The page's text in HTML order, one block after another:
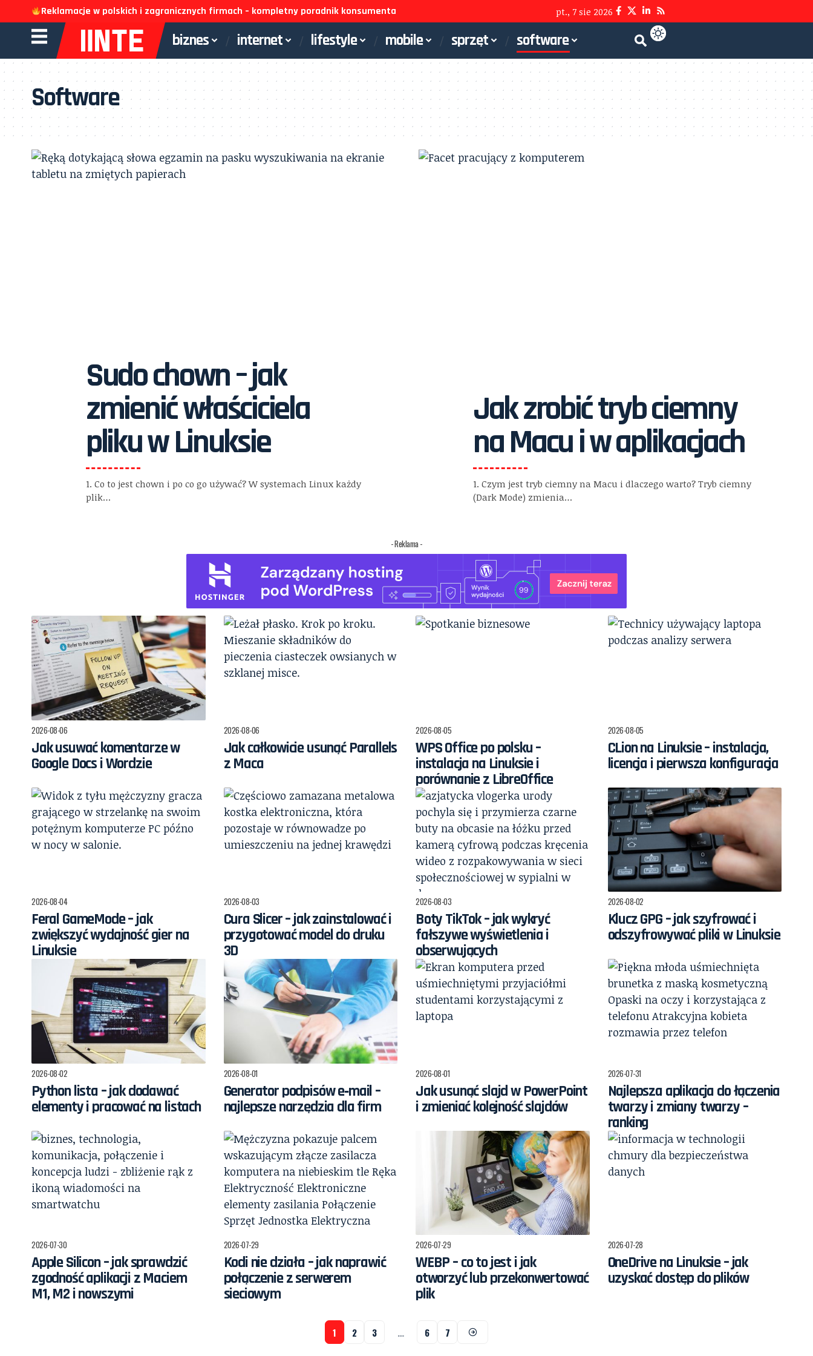
Reklamacje w polskich i zagranicznych firmach – kompletny poradnik konsumenta pt., 7 sie 2026
biznes internet lifestyle mobile sprzęt software
Software
Sudo chown – jak
zmienić właściciela
pliku w Linuksie
1. Co to jest chown i po co go używać? W systemach Linux każdy
plik…
Jak zrobić tryb ciemny
na Macu i w aplikacjach
1. Czym jest tryb ciemny na Macu i dlaczego warto? Tryb ciemny
(Dark Mode) zmienia…
- Reklama -
2026-08-06
Jak usuwać komentarze w
Google Docs i Wordzie
2026-08-06
Jak całkowicie usunąć Parallels
z Maca
2026-08-05
WPS Office po polsku –
instalacja na Linuksie i
porównanie z LibreOffice
2026-08-05
CLion na Linuksie – instalacja,
licencja i pierwsza konfiguracja
2026-08-04
Feral GameMode – jak
zwiększyć wydajność gier na
Linuksie
2026-08-03
Cura Slicer – jak zainstalować i
przygotować model do druku
3D
2026-08-03
Boty TikTok – jak wykryć
fałszywe wyświetlenia i
obserwujących
2026-08-02
Klucz GPG – jak szyfrować i
odszyfrowywać pliki w Linuksie
2026-08-02
Python lista – jak dodawać
elementy i pracować na listach
2026-08-01
Generator podpisów e‑mail –
najlepsze narzędzia dla firm
2026-08-01
Jak usunąć slajd w PowerPoint
i zmieniać kolejność slajdów
2026-07-31
Najlepsza aplikacja do łączenia
twarzy i zmiany twarzy –
ranking
2026-07-30
Apple Silicon – jak sprawdzić
zgodność aplikacji z Maciem
M1, M2 i nowszymi
2026-07-29
Kodi nie działa – jak naprawić
połączenie z serwerem
sieciowym
2026-07-29
WEBP – co to jest i jak
otworzyć lub przekonwertować
plik
2026-07-28
OneDrive na Linuksie – jak
uzyskać dostęp do plików
1 2 3 … 6 7